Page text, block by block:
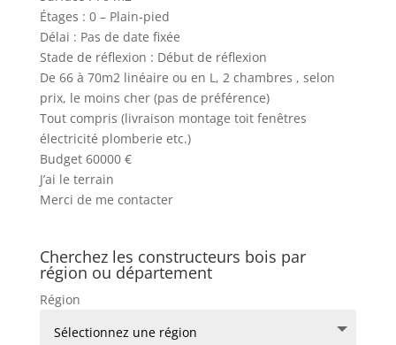
Étages : 0 – Plain-pied
Délai : Pas de date fixée
Stade de réflexion : Début de réflexion
De 66 à 70m2 linéaire ou en L, 2 chambres , selon
prix, le moins cher (pas de préférence)
Tout compris (livraison montage toit fenêtres
électricité plomberie etc.)
Budget 60000 €
J’ai le terrain
Merci de me contacter
Cherchez les constructeurs bois par
région ou département
Région